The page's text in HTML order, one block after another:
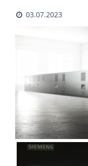
03.07.2023